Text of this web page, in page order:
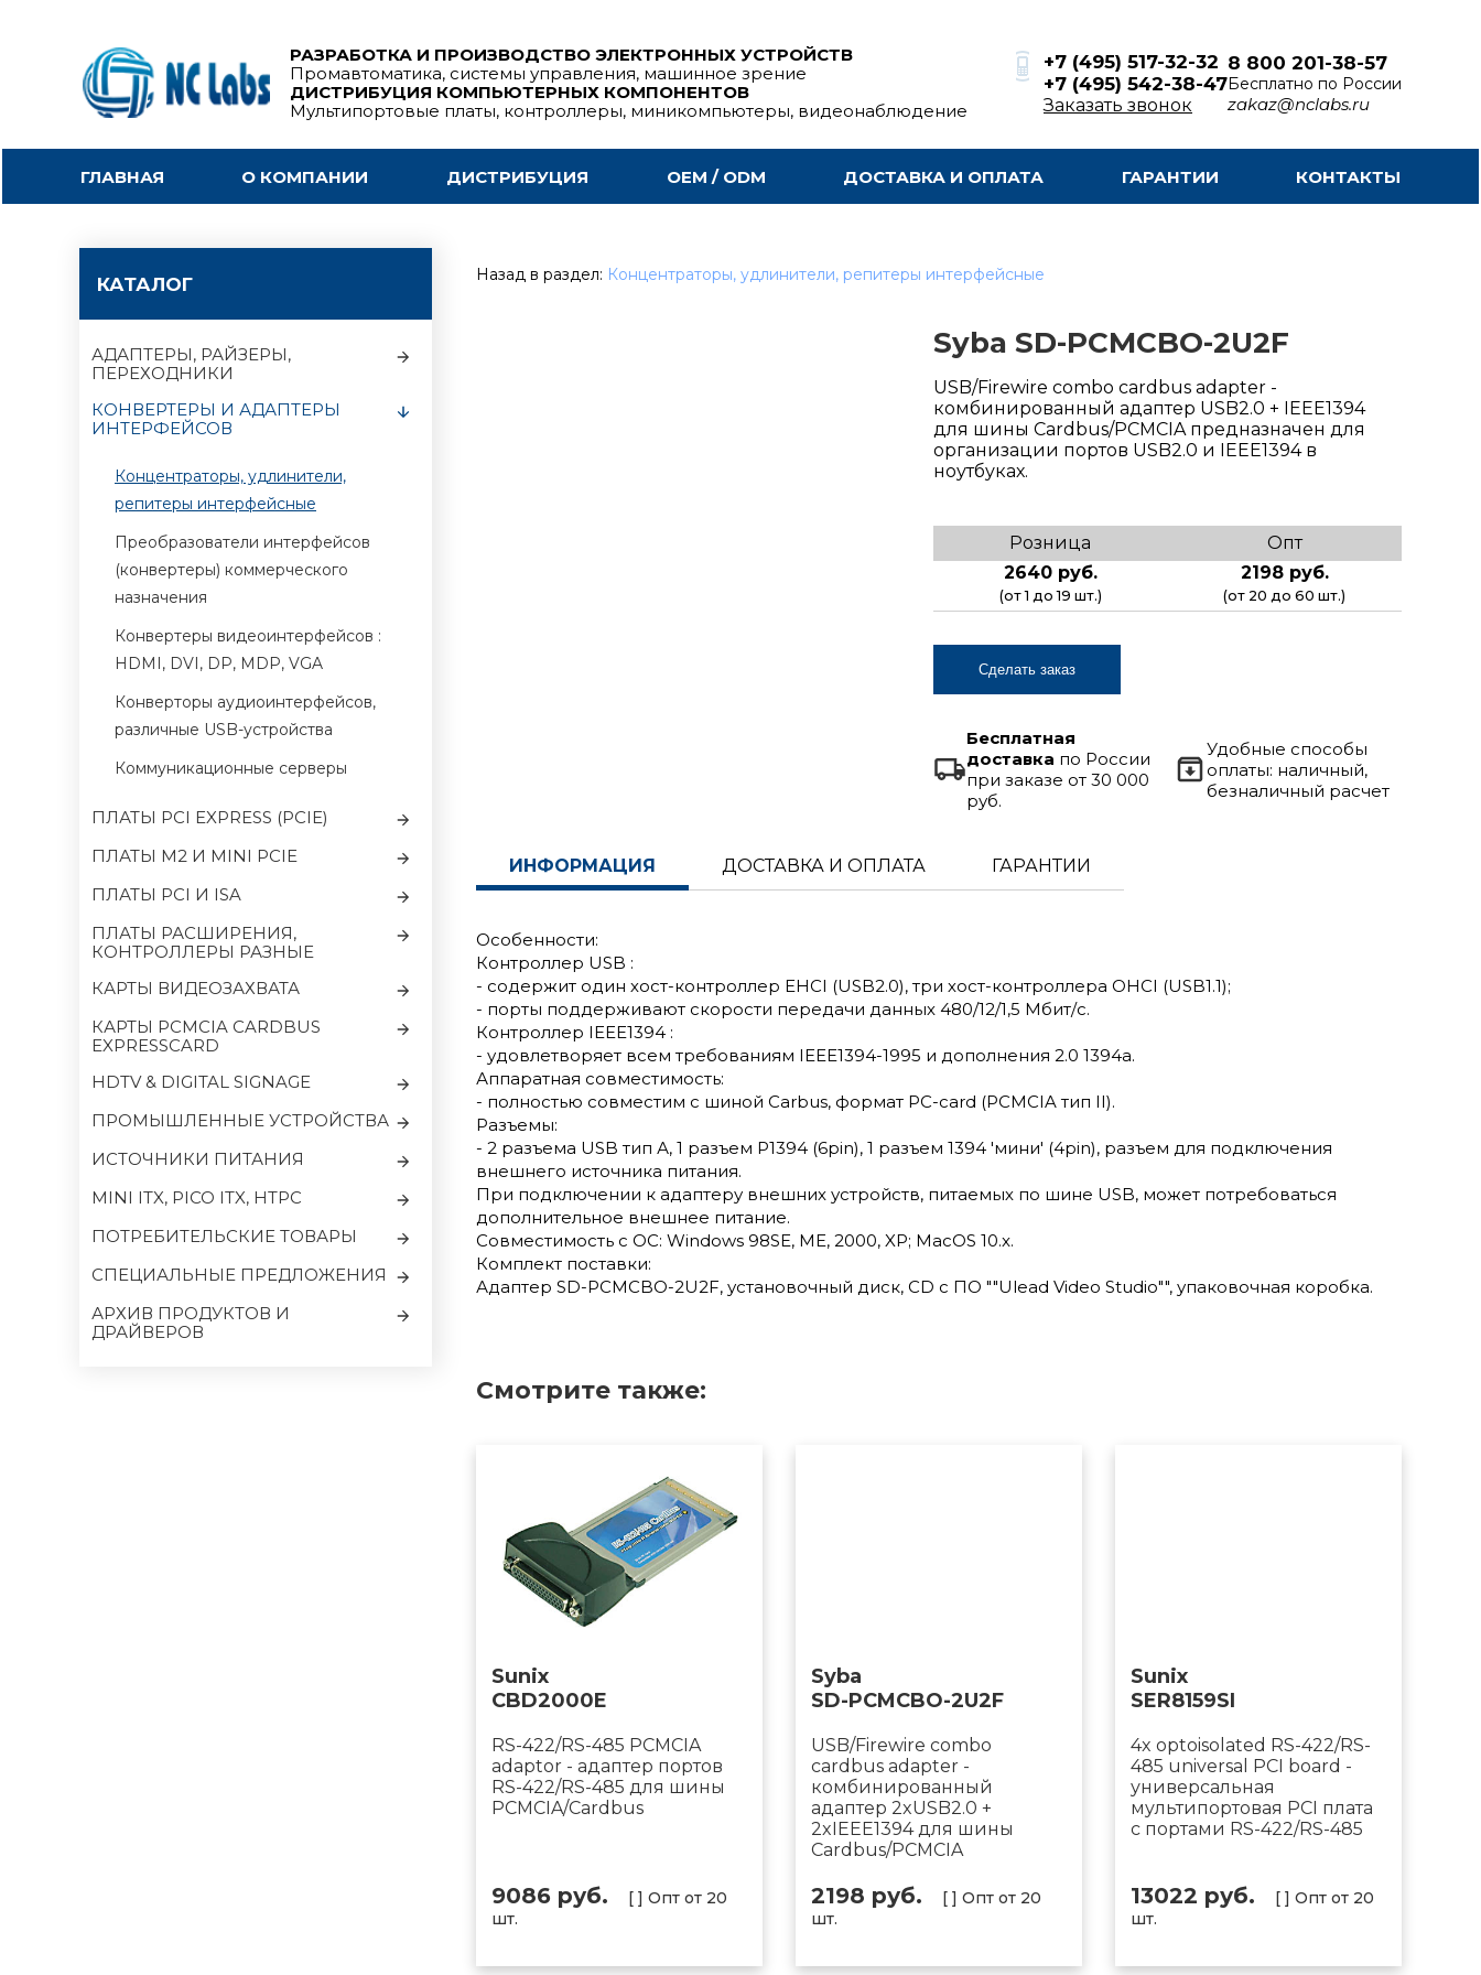
РАЗРАБОТКА И ПРОИЗВОДСТВО ЭЛЕКТРОННЫХ УСТРОЙСТВ
Промавтоматика, системы управления, машинное зрение
ДИСТРИБУЦИЯ КОМПЬЮТЕРНЫХ КОМПОНЕНТОВ
Мультипортовые платы, контроллеры, миникомпьютеры, видеонаблюдение
+7 (495) 517-32-32
+7 (495) 542-38-47
Заказать звонок
8 800 201-38-57
Бесплатно по России
zakaz@nclabs.ru
ГЛАВНАЯ О КОМПАНИИ ДИСТРИБУЦИЯ OEM / ODM ДОСТАВКА И ОПЛАТА ГАРАНТИИ КОНТАКТЫ
КАТАЛОГ
АДАПТЕРЫ, РАЙЗЕРЫ,
ПЕРЕХОДНИКИ
КОНВЕРТЕРЫ И АДАПТЕРЫ
ИНТЕРФЕЙСОВ
Концентраторы, удлинители,
репитеры интерфейсные
Преобразователи интерфейсов
(конвертеры) коммерческого
назначения
Конвертеры видеоинтерфейсов :
HDMI, DVI, DP, MDP, VGA
Конверторы аудиоинтерфейсов,
различные USB-устройства
Коммуникационные серверы
ПЛАТЫ PCI EXPRESS (PCIE)
ПЛАТЫ M2 И MINI PCIE
ПЛАТЫ PCI И ISA
ПЛАТЫ РАСШИРЕНИЯ,
КОНТРОЛЛЕРЫ РАЗНЫЕ
КАРТЫ ВИДЕОЗАХВАТА
КАРТЫ PCMCIA CARDBUS
EXPRESSCARD
HDTV & DIGITAL SIGNAGE
ПРОМЫШЛЕННЫЕ УСТРОЙСТВА
ИСТОЧНИКИ ПИТАНИЯ
MINI ITX, PICO ITX, HTPC
ПОТРЕБИТЕЛЬСКИЕ ТОВАРЫ
CПЕЦИАЛЬНЫЕ ПРЕДЛОЖЕНИЯ
АРХИВ ПРОДУКТОВ И
ДРАЙВЕРОВ
Назад в раздел: Концентраторы, удлинители, репитеры интерфейсные
Syba SD-PCMCBO-2U2F
USB/Firewire combo cardbus adapter -
комбинированный адаптер USB2.0 + IEEE1394
для шины Cardbus/PCMCIA предназначен для
организации портов USB2.0 и IEEE1394 в
ноутбуках.
Розница
Опт
2640 руб.
(от 1 до 19 шт.)
2198 руб.
(от 20 до 60 шт.)
Сделать заказ
Бесплатная
доставка по России
при заказе от 30 000
руб.
Удобные способы
оплаты: наличный,
безналичный расчет
ИНФОРМАЦИЯ ДОСТАВКА И ОПЛАТА ГАРАНТИИ
Особенности:
Контроллер USB :
- содержит один хост-контроллер EHCI (USB2.0), три хост-контроллера OHCI (USB1.1);
- порты поддерживают скорости передачи данных 480/12/1,5 Мбит/с.
Контроллер IEEE1394 :
- удовлетворяет всем требованиям IEEE1394-1995 и дополнения 2.0 1394a.
Аппаратная совместимость:
- полностью совместим с шиной Carbus, формат PC-card (PCMCIA тип II).
Разъемы:
- 2 разъема USB тип А, 1 разъем P1394 (6pin), 1 разъем 1394 'мини' (4pin), разъем для подключения
внешнего источника питания.
При подключении к адаптеру внешних устройств, питаемых по шине USB, может потребоваться
дополнительное внешнее питание.
Совместимость с ОС: Windows 98SE, ME, 2000, XP; MacOS 10.x.
Комплект поставки:
Адаптер SD-PCMCBO-2U2F, установочный диск, CD с ПО ""Ulead Video Studio"", упаковочная коробка.
Смотрите также:
Sunix
CBD2000E
RS-422/RS-485 PCMCIA
adaptor - адаптер портов
RS-422/RS-485 для шины
PCMCIA/Cardbus
9086 руб.
[ ] Опт от 20
шт.
Syba
SD-PCMCBO-2U2F
USB/Firewire combo
cardbus adapter -
комбинированный
адаптер 2xUSB2.0 +
2xIEEE1394 для шины
Cardbus/PCMCIA
2198 руб.
[ ] Опт от 20
шт.
Sunix
SER8159SI
4x optoisolated RS-422/RS-
485 universal PCI board -
универсальная
мультипортовая PCI плата
с портами RS-422/RS-485
13022 руб.
[ ] Опт от 20
шт.